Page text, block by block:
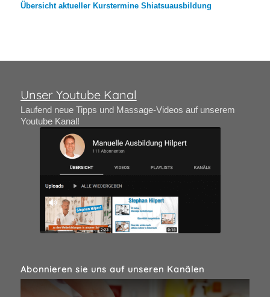
Übersicht aktueller Kurstermine Shiatsuausbildung
Unser Youtube Kanal
Laufend neue Tipps und Massage-Videos auf unserem
Youtube Kanal!
Abonnieren sie uns auf unseren Kanälen